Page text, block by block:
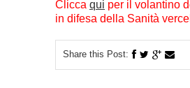
Clicca qui per il volantino
in difesa della Sanità
Share this Post: